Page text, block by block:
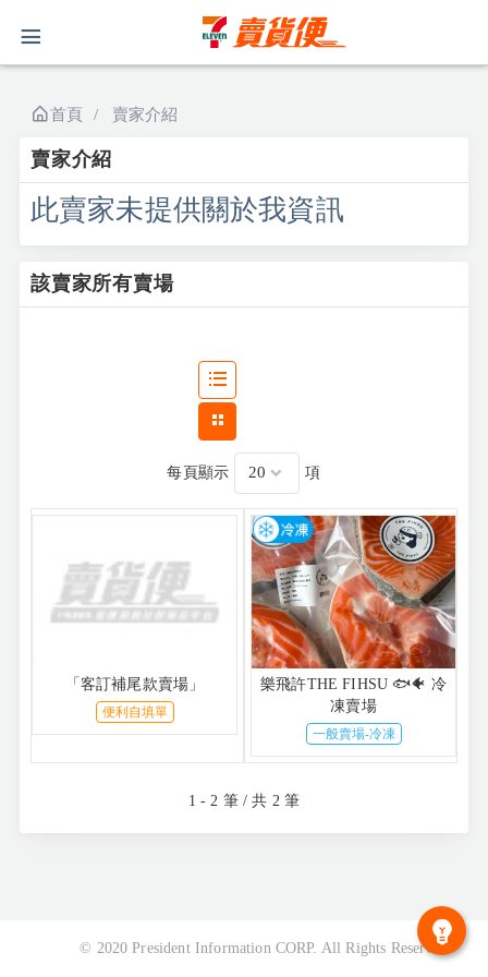
首頁 賣家介紹
賣家介紹
此賣家未提供關於我資訊
該賣家所有賣場
每頁顯示 項
「客訂補尾款賣場」
便利自填單
樂飛許THE FIHSU 🐟🐠 冷
凍賣場
一般賣場-冷凍
1 - 2 筆 / 共 2 筆
© 2020 President Information CORP. All Rights Reserved.